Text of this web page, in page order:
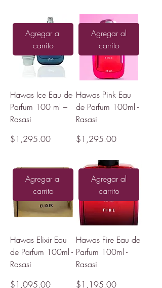
Agregar al
carrito
Hawas Ice Eau de
Parfum 100 ml –
Rasasi
Precio
$1,295.00
Agregar al
carrito
Hawas Pink Eau
de Parfum 100ml -
Rasasi
Precio
$1,295.00
Agregar al
carrito
Hawas Elixir Eau
de Parfum 100ml -
Rasasi
Precio
$1,095.00
Agregar al
carrito
Hawas Fire Eau de
Parfum 100ml -
Rasasi
Precio
$1,195.00